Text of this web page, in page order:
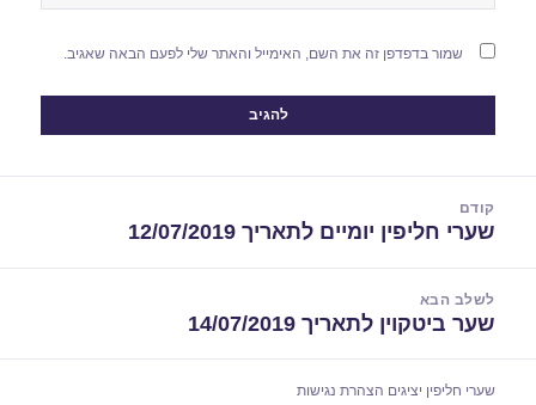
שמור בדפדפן זה את השם, האימייל והאתר שלי לפעם הבאה שאגיב.
קודם
הפוסט
שערי חליפין יומיים לתאריך 12/07/2019
לשלב הבא
הפוסט
שער ביטקוין לתאריך 14/07/2019
שערי חליפין יציגים הצהרת נגישות